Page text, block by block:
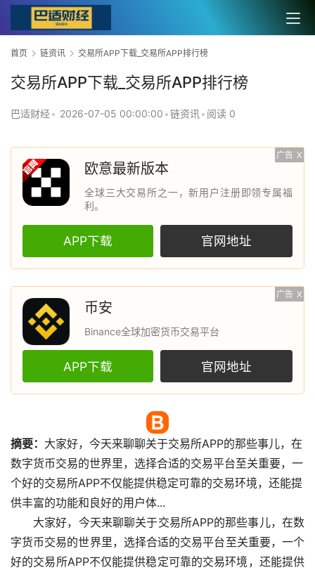
首页 链资讯 交易所APP下载_交易所APP排行榜
交易所APP下载_交易所APP排行榜
巴适财经• 2026-07-05 00:00:00 •链资讯 • 阅读 0
广告 X
欧意最新版本
全球三大交易所之一，新用户注册即领专属福
利。
APP下载 官网地址
广告 X
币安
Binance全球加密货币交易平台
APP下载 官网地址
摘要： 大家好，今天来聊聊关于交易所APP的那些事儿，在
数字货币交易的世界里，选择合适的交易平台至关重要，一
个好的交易所APP不仅能提供稳定可靠的交易环境，还能提
供丰富的功能和良好的用户体...
大家好，今天来聊聊关于交易所APP的那些事儿，在数
字货币交易的世界里，选择合适的交易平台至关重要，一个
好的交易所APP不仅能提供稳定可靠的交易环境，还能提供